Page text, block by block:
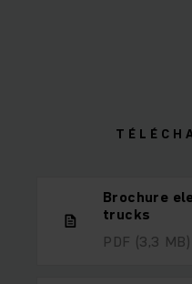
T É L É C H
Brochure
trucks
PDF (3,3 MB)